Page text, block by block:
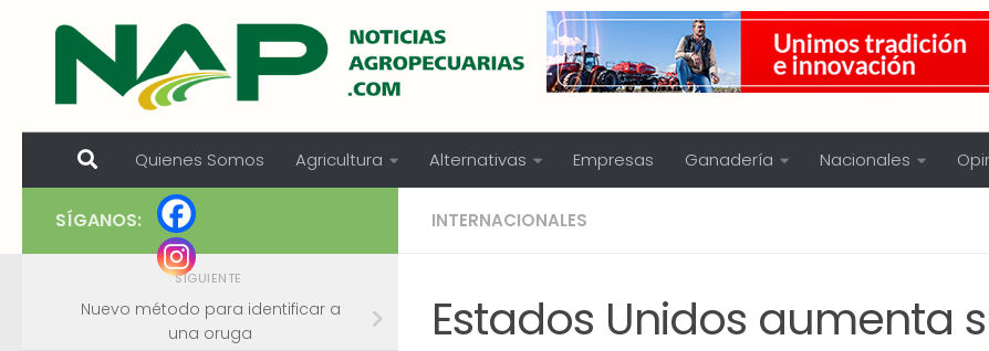
Skip to content
Quienes Somos Agricultura Alternativas Empresas Ganadería Nacionales
INTERNACIONALES
Estados Unidos aumenta
SÍGANOS:
SIGUIENTE
Nuevo método para identificar a
una oruga